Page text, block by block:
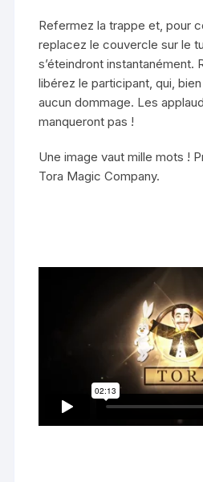
Refermez la trappe et, pour
replacez le couvercle sur le
s’éteindront instantanément.
libérez le participant, qui, bien
aucun dommage. Les
manqueront pas !
Une image vaut mille mots !
Tora Magic Company.